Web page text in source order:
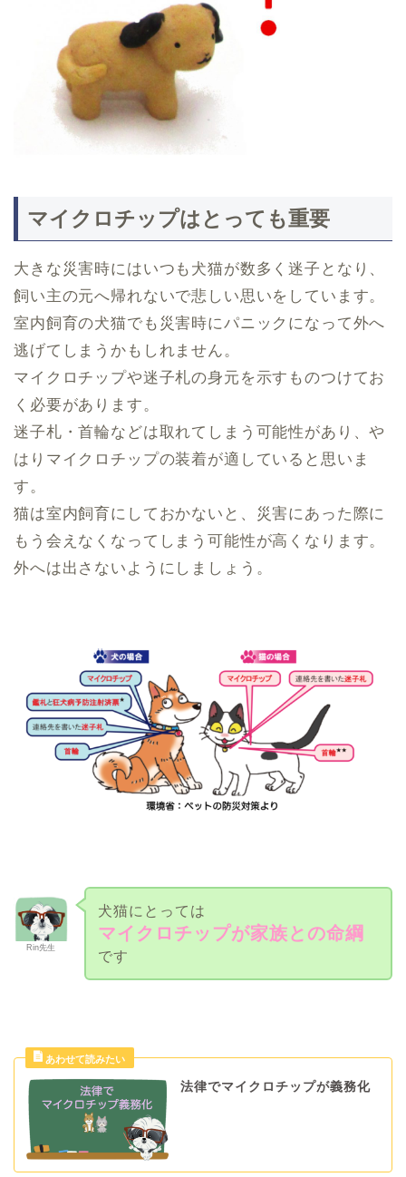
マイクロチップはとっても重要
大きな災害時にはいつも犬猫が数多く迷子となり、
飼い主の元へ帰れないで悲しい思いをしています。
室内飼育の犬猫でも災害時にパニックになって外へ
逃げてしまうかもしれません。
マイクロチップや迷子札の身元を示すものつけてお
く必要があります。
迷子札・首輪などは取れてしまう可能性があり、や
はりマイクロチップの装着が適していると思いま
す。
猫は室内飼育にしておかないと、災害にあった際に
もう会えなくなってしまう可能性が高くなります。
外へは出さないようにしましょう。
Rin先生
犬猫にとっては
マイクロチップが家族との命綱
です
法律でマイクロチップが義務化